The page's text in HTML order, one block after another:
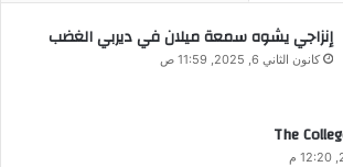
إنزاجي يشوه سمعة ميلان في ديربي الغضب
كانون الثاني 6, 2025, 11:59 ص
The